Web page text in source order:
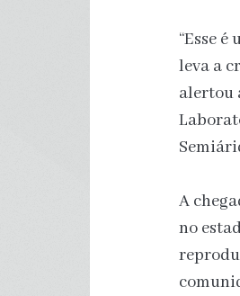
“Esse
leva a
alertou
A
no